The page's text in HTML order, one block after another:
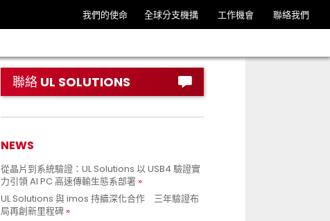
我們的使命 全球分支機搆 工作機會 聯絡我們
聯絡 UL SOLUTIONS
NEWS
從晶片到系統驗證：UL Solutions 以 USB4 驗證實
力引領 AI PC 高速傳輸生態系部署
UL Solutions 與 imos 持續深化合作 三年驗證布
局再創新里程碑